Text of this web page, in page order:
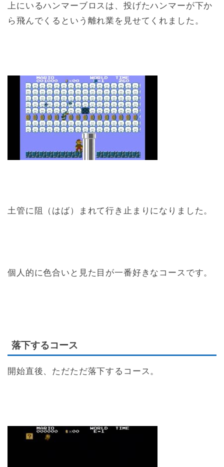
上にいるハンマーブロスは、投げたハンマーが下か
ら飛んでくるという離れ業を見せてくれました。
土管に阻（はば）まれて行き止まりになりました。
個人的に色合いと見た目が一番好きなコースです。
落下するコース
開始直後、ただただ落下するコース。